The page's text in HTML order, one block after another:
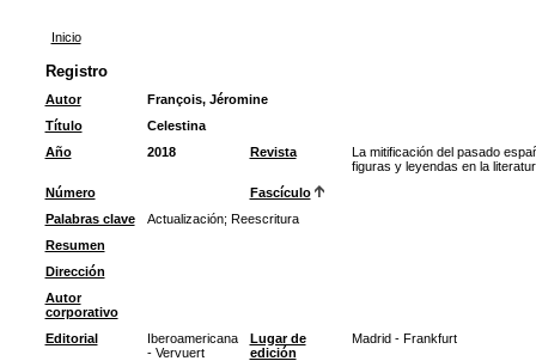
Inicio
Registro
Autor
François, Jéromine
Título
Celestina
Año
2018 Revista
La mitificación del pasado
figuras y leyendas en la
Número
Fascículo
Palabras clave
Actualización; Reescritura
Resumen
Dirección
Autor
corporativo
Editorial
Iberoamericana
- Vervuert
Lugar de
edición
Madrid - Frankfurt